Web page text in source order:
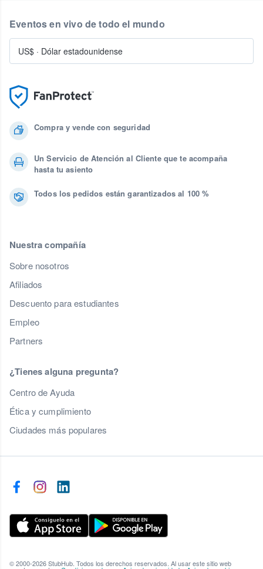
Compra y vende con seguridad
Un Servicio de Atención al Cliente que te acompaña
hasta tu asiento
Todos los pedidos están garantizados al 100 %
Nuestra compañía
Sobre nosotros
Afiliados
Descuento para estudiantes
Empleo
Partners
¿Tienes alguna pregunta?
Centro de Ayuda
Ética y cumplimiento
Ciudades más populares
Eventos en vivo de todo el mundo
US$ · Dólar estadounidense
© 2000-2026 StubHub. Todos los derechos reservados. Al usar este sitio web